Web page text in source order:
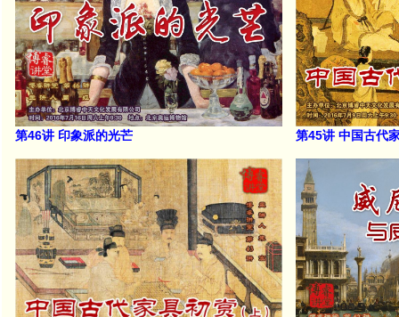
第46讲 印象派的光芒 第45讲 中国古代